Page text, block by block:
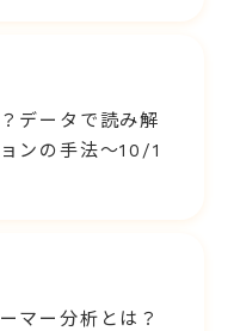
データで読み解
ンの手法～10/1
マー分析とは？